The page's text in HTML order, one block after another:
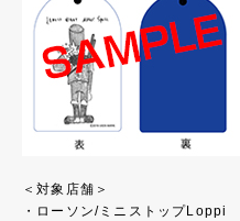
＜対象店舗＞
・ローソン/ミニストップLoppi